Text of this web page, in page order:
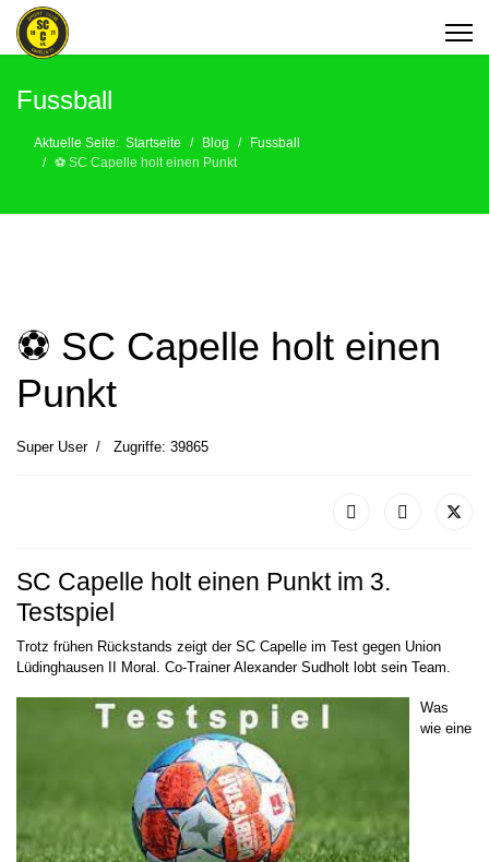
Fussball
Aktuelle Seite: Startseite Blog
Fussball
⚽️ SC Capelle holt einen Punkt
⚽️ SC Capelle holt einen
Punkt
Super User Zugriffe: 39865
SC Capelle holt einen Punkt im 3.
Testspiel
Trotz frühen Rückstands zeigt der SC Capelle im Test gegen Union
Lüdinghausen II Moral. Co-Trainer Alexander Sudholt lobt sein Team.
Was
wie eine